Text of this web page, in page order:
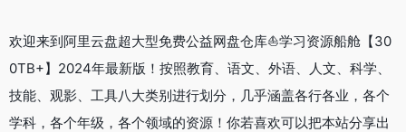
欢迎来到阿里云盘超大型免费公益网盘仓库⛵学习资源船舱【30
0TB+】2024年最新版！按照教育、语文、外语、人文、科学、
技能、观影、工具八大类别进行划分，几乎涵盖各行各业，各个
学科，各个年级，各个领域的资源！你若喜欢可以把本站分享出